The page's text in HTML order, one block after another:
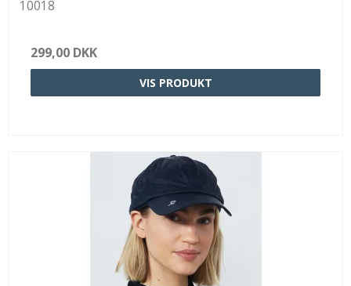
10018
299,00 DKK
VIS PRODUKT